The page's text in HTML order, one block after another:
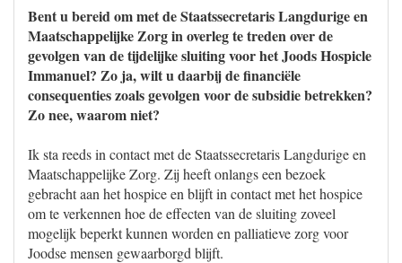
Bent u bereid om met de Staatssecretaris Langdurige en
Maatschappelijke Zorg in overleg te treden over de
gevolgen van de tijdelijke sluiting voor het Joods Hospicle
Immanuel? Zo ja, wilt u daarbij de financiële
consequenties zoals gevolgen voor de subsidie betrekken?
Zo nee, waarom niet?
Ik sta reeds in contact met de Staatssecretaris Langdurige en
Maatschappelijke Zorg. Zij heeft onlangs een bezoek
gebracht aan het hospice en blijft in contact met het hospice
om te verkennen hoe de effecten van de sluiting zoveel
mogelijk beperkt kunnen worden en palliatieve zorg voor
Joodse mensen gewaarborgd blijft.